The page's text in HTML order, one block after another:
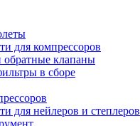
для компрессоров
клапаны
в сборе
для нейлеров и степлеров